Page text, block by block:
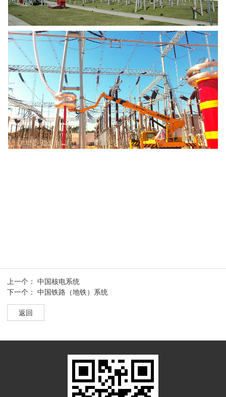
上一个：中国核电系统
下一个：中国铁路（地铁）系统
返回